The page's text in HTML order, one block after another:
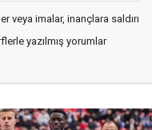
veya imalar, inançlara saldırı
yazılmış yorumlar